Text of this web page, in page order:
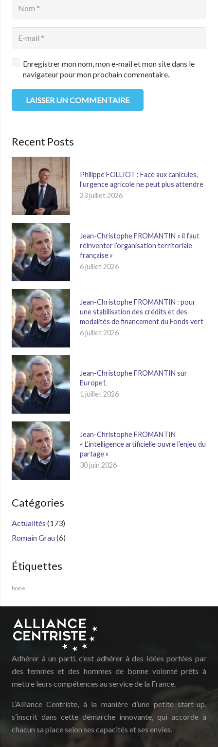
Enregistrer mon nom, mon e-mail et mon site dans le
navigateur pour mon prochain commentaire.
LAISSER UN COMMENTAIRE
Recent Posts
Philippe FOLLIOT : Face aux canicules,
l’urgence agricole ne peut plus attendre
23 juillet 2026
Jean-Christophe FROMANTIN « il faut
réinventer l’organisation territoriale
française »
6 juillet 2026
Jean-Christophe FROMANTIN : pour
une stabilisation des crédits et des
modalités de financement du Fonds vert
6 juillet 2026
Jean-Christophe FROMANTIN sur
Europe1
1 juillet 2026
Jean-Christophe FROMANTIN
« L’intelligence artificielle ouvre l’enjeu du
partage »
30 juin 2026
Catégories
Actualités (173)
Romain Grau(6)
Étiquettes
home
Adhérer à un parti, c’est adhérer à des idées portées par
des femmes et des hommes de bonne volonté prêts à
mettre leurs compétences au service de la France.
L’Alliance Centriste, à la manière d’une petite start-up,
s’inscrit dans cette démarche innovante, qui accorde à
chacun sa place selon ses capacités et ses envies.